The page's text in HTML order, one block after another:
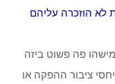
לא הוזכרה עליהם
פה פשוט ביזה
ציבור ההפקה או